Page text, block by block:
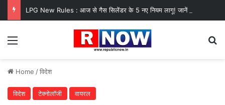
Menu
Home /विदेश
विदेश टेक्नोलॉजी वायरल